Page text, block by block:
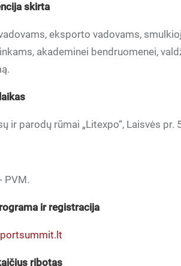
skirta
eksporto vadovams,
akademinei bendruomenei,
ir parodų rūmai „Litexpo“, Laisvės pr.
PVM.
ir registracija
ribotas